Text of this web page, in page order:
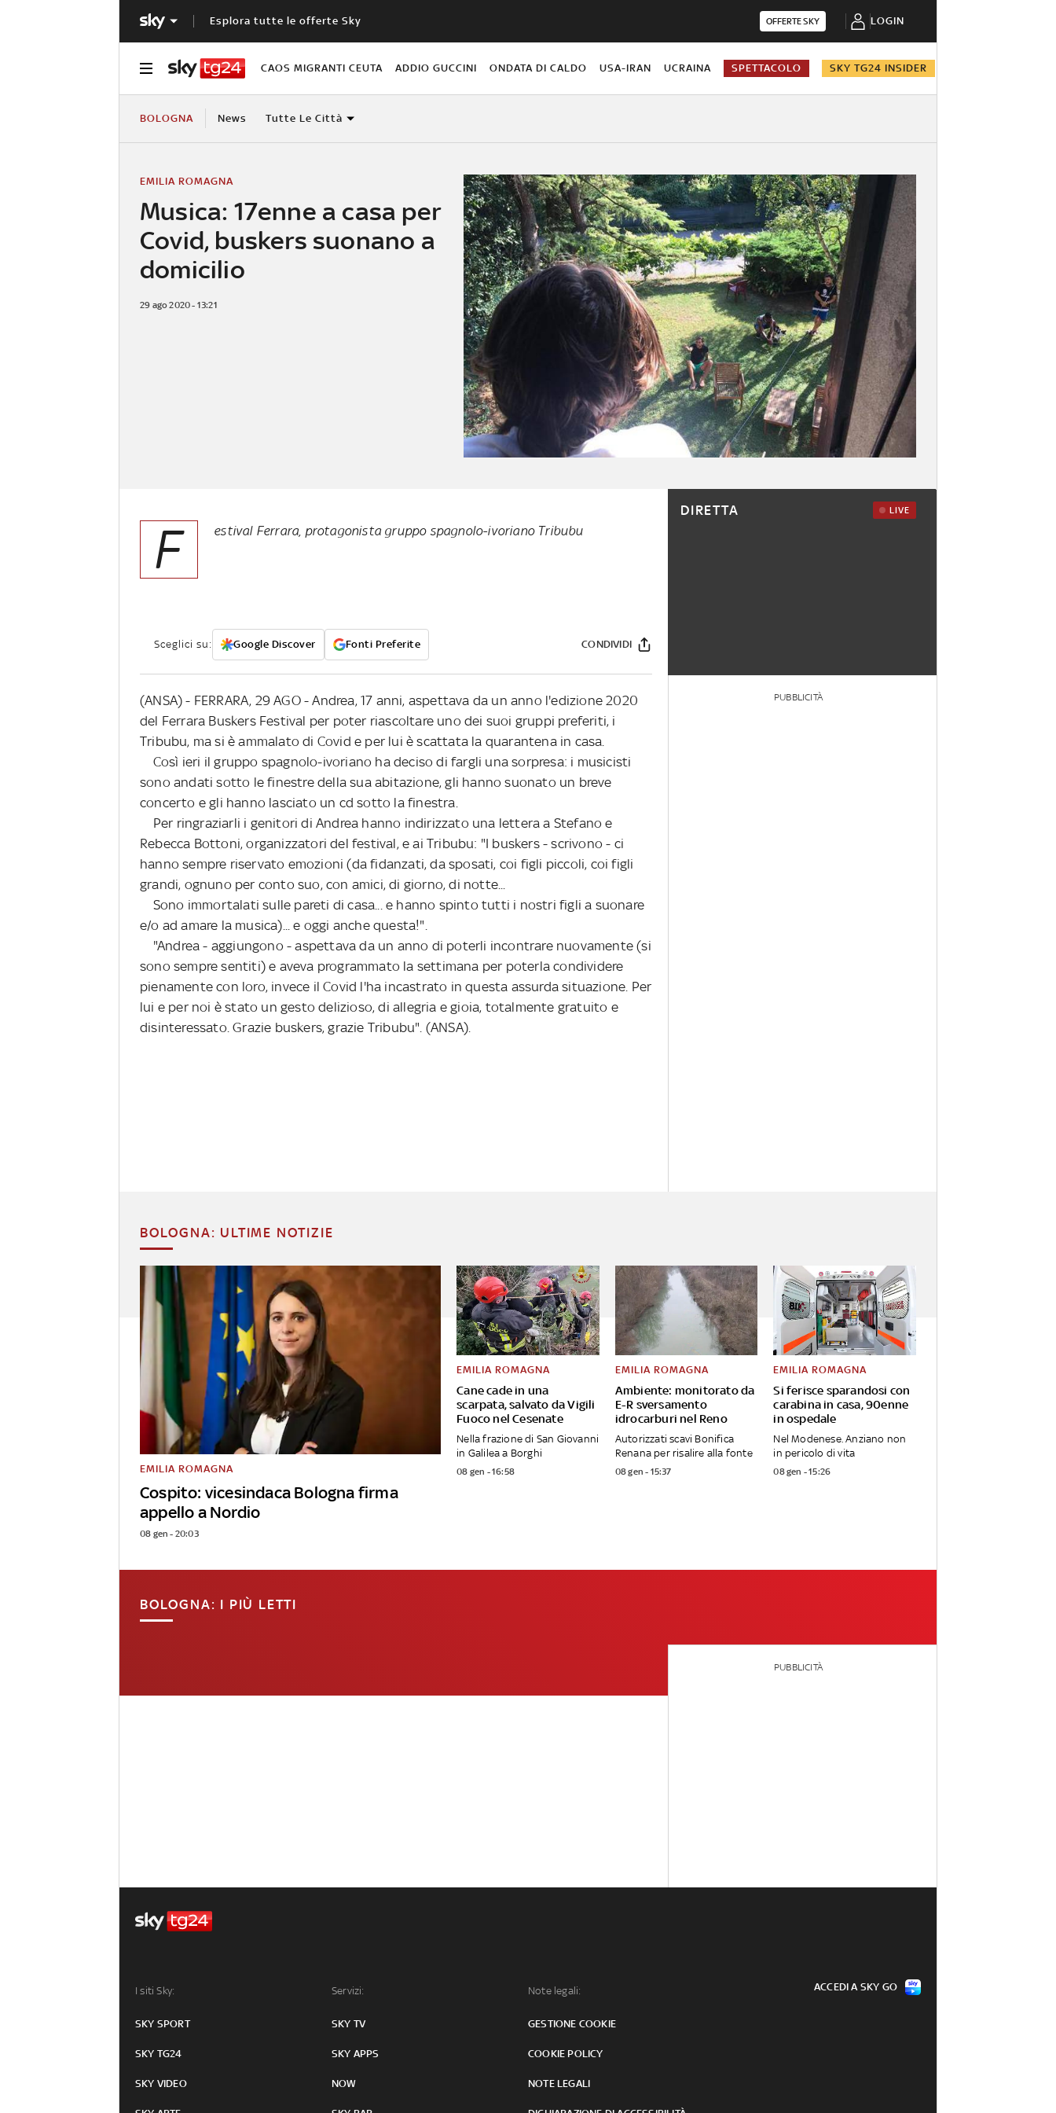
Esplora tutte le offerte Sky OFFERTE SKY LOGIN
CAOS MIGRANTI CEUTA ADDIO GUCCINI ONDATA DI CALDO USA-IRAN UCRAINA SPETTACOLO SKY TG24 INSIDER
BOLOGNA News Tutte Le Città
Musica: 17enne a casa per
Covid, buskers suonano a
domicilio
EMILIA ROMAGNA
29 ago 2020 - 13:21
F estival Ferrara, protagonista gruppo spagnolo-ivoriano Tribubu
Sceglici su: Google Discover Fonti Preferite CONDIVIDI
(ANSA) - FERRARA, 29 AGO - Andrea, 17 anni, aspettava da un anno l'edizione 2020
del Ferrara Buskers Festival per poter riascoltare uno dei suoi gruppi preferiti, i
Tribubu, ma si è ammalato di Covid e per lui è scattata la quarantena in casa.
Così ieri il gruppo spagnolo-ivoriano ha deciso di fargli una sorpresa: i musicisti
sono andati sotto le finestre della sua abitazione, gli hanno suonato un breve
concerto e gli hanno lasciato un cd sotto la finestra.
Per ringraziarli i genitori di Andrea hanno indirizzato una lettera a Stefano e
Rebecca Bottoni, organizzatori del festival, e ai Tribubu: "I buskers - scrivono - ci
hanno sempre riservato emozioni (da fidanzati, da sposati, coi figli piccoli, coi figli
grandi, ognuno per conto suo, con amici, di giorno, di notte...
Sono immortalati sulle pareti di casa... e hanno spinto tutti i nostri figli a suonare
e/o ad amare la musica)... e oggi anche questa!".
"Andrea - aggiungono - aspettava da un anno di poterli incontrare nuovamente (si
sono sempre sentiti) e aveva programmato la settimana per poterla condividere
pienamente con loro, invece il Covid l'ha incastrato in questa assurda situazione. Per
lui e per noi è stato un gesto delizioso, di allegria e gioia, totalmente gratuito e
disinteressato. Grazie buskers, grazie Tribubu". (ANSA).
DIRETTA LIVE
PUBBLICITÀ
BOLOGNA: ULTIME NOTIZIE
Cospito: vicesindaca Bologna firma
appello a Nordio
EMILIA ROMAGNA
08 gen - 20:03
Cane cade in una
scarpata, salvato da Vigili
Fuoco nel Cesenate
EMILIA ROMAGNA
Nella frazione di San Giovanni
in Galilea a Borghi
08 gen - 16:58
Ambiente: monitorato da
E-R sversamento
idrocarburi nel Reno
EMILIA ROMAGNA
Autorizzati scavi Bonifica
Renana per risalire alla fonte
08 gen - 15:37
Si ferisce sparandosi con
carabina in casa, 90enne
in ospedale
EMILIA ROMAGNA
Nel Modenese. Anziano non
in pericolo di vita
08 gen - 15:26
BOLOGNA: I PIÙ LETTI
PUBBLICITÀ
I siti Sky:
SKY SPORT
SKY TG24
SKY VIDEO
Servizi:
SKY TV
SKY APPS
NOW
Note legali:
GESTIONE COOKIE
COOKIE POLICY
NOTE LEGALI
ACCEDI A SKY GO